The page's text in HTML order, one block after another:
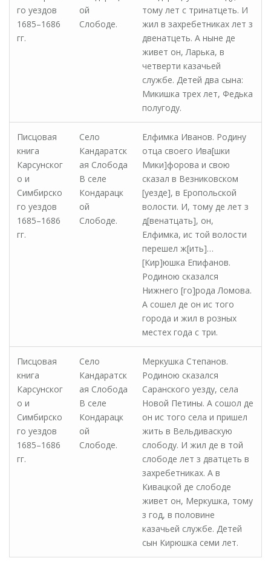
го уездов
1685–1686
гг.
ой
Слободе.
тому лет с тринатцеть. И
жил в захребетниках лет з
двенатцеть. А ныне де
живет он, Ларька, в
четверти казачьей
службе. Детей два сына:
Микишка трех лет, Федька
полугоду.
Писцовая
книга
Карсунског
о и
Симбирско
го уездов
1685–1686
гг.
Село
Кандаратск
ая Слобода
В селе
Кондарацк
ой
Слободе.
Елфимка Иванов. Родину
отца своего Ива[шки
Мики]форова и свою
сказал в Везниковском
[уезде], в Еропольской
волости. И, тому де лет з
д[венатцать], он,
Елфимка, ис той волости
перешел ж[ить]…
[Кир]юшка Епифанов.
Родиною сказался
Нижнего [го]рода Ломова.
А сошел де он ис того
города и жил в розных
местех года с три.
Писцовая
книга
Карсунског
о и
Симбирско
го уездов
1685–1686
гг.
Село
Кандаратск
ая Слобода
В селе
Кондарацк
ой
Слободе.
Меркушка Степанов.
Родиною сказался
Саранского уезду, села
Новой Петины. А сошол де
он ис того села и пришел
жить в Вельдиваскую
слободу. И жил де в той
слободе лет з дватцеть в
захребетниках. А в
Кивацкой де слободе
живет он, Меркушка, тому
з год, в половине
казачьей службе. Детей
сын Кирюшка семи лет.